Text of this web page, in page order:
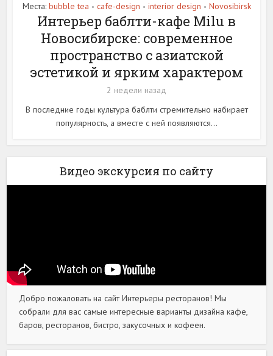
Места: bubble tea • cafe-design • interior design • Novosibirsk
Интерьер баблти-кафе Milu в
Новосибирске: современное
пространство с азиатской
эстетикой и ярким характером
2 недели назад
В последние годы культура баблти стремительно набирает
популярность, а вместе с ней появляются...
Видео экскурсия по сайту
Добро пожаловать на сайт Интерьеры ресторанов! Мы
собрали для вас самые интересные варианты дизайна кафе,
баров, ресторанов, бистро, закусочных и кофеен.